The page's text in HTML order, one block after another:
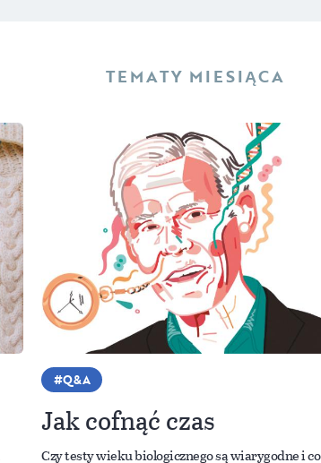
TEMATY MIESIĄCA
Q&A
Jak cofnąć czas
Czy testy wieku biologicznego są wiarygodne i co